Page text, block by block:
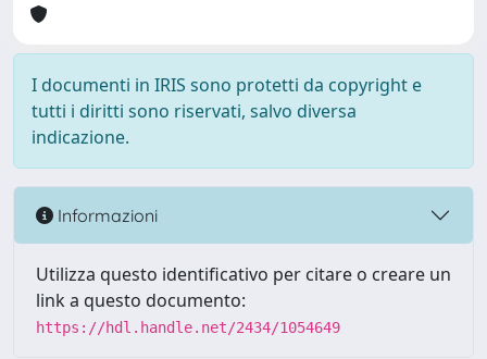
I documenti in IRIS sono protetti da copyright e
tutti i diritti sono riservati, salvo diversa
indicazione.
Informazioni
Utilizza questo identificativo per citare o creare un
link a questo documento:
https://hdl.handle.net/2434/1054649